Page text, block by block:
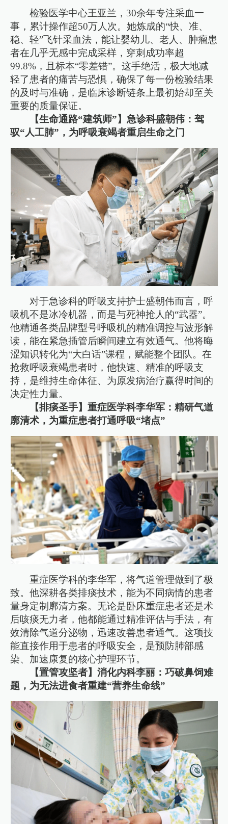
检验医学中心王亚兰，30余年专注采血一
事，累计操作超50万人次。她炼成的“快、准、
稳、轻”飞针采血法，能让婴幼儿、老人、肿瘤患
者在几乎无感中完成采样，穿刺成功率超
99.8%，且标本“零差错”。这手绝活，极大地减
轻了患者的痛苦与恐惧，确保了每一份检验结果
的及时与准确，是临床诊断链条上最初始却至关
重要的质量保证。
【生命通路“建筑师”】急诊科盛朝伟：驾
驭“人工肺”，为呼吸衰竭者重启生命之门
对于急诊科的呼吸支持护士盛朝伟而言，呼
吸机不是冰冷机器，而是与死神抢人的“武器”。
他精通各类品牌型号呼吸机的精准调控与波形解
读，能在紧急插管后瞬间建立有效通气。他将晦
涩知识转化为“大白话”课程，赋能整个团队。在
抢救呼吸衰竭患者时，他快速、精准的呼吸支
持，是维持生命体征、为原发病治疗赢得时间的
决定性力量。
【排痰圣手】重症医学科李华军：精研气道
廓清术，为重症患者打通呼吸“堵点”
重症医学科的李华军，将气道管理做到了极
致。他深耕各类排痰技术，能为不同病情的患者
量身定制廓清方案。无论是卧床重症患者还是术
后咳痰无力者，他都能通过精准评估与手法，有
效清除气道分泌物，迅速改善患者通气。这项技
能直接作用于患者的呼吸安全，是预防肺部感
染、加速康复的核心护理环节。
【置管攻坚者】消化内科李丽：巧破鼻饲难
题，为无法进食者重建“营养生命线”